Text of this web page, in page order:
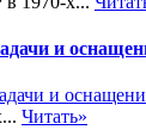
и
Читать»